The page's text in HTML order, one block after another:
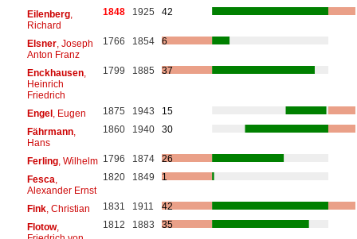
Eilenberg,
Richard
1848 1925 42
Elsner, Joseph
Anton Franz
1766 1854 6
Enckhausen,
Heinrich
Friedrich
1799 1885 37
Engel, Eugen 1875 1943
15
Fährmann,
Hans
1860 1940 30
Ferling, Wilhelm 1796 1874
26
Fesca
Alexander Ernst
1820 1849 1
Fink, Christian 1831 1911
42
Flotow,
1812 1883 35